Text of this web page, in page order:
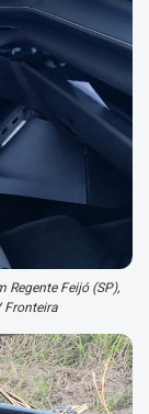
Regente Feijó (SP),
Fronteira